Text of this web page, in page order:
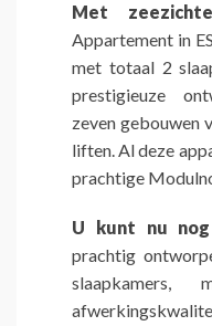
Met
Appartement in
met totaal 2
prestigieuze
zeven gebouwen
liften.Al deze
prachtige
U kunt nu
prachtig
slaapkamers,